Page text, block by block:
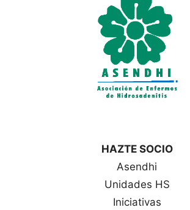
HAZTE SOCIO
Asendhi
Unidades HS
Iniciativas